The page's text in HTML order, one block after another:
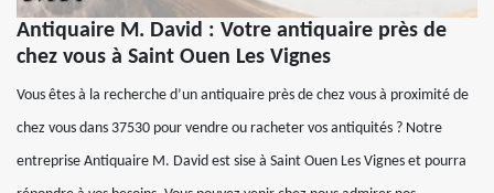
Antiquaire M. David : Votre antiquaire près de
chez vous à Saint Ouen Les Vignes
Vous êtes à la recherche d’un antiquaire près de chez vous à proximité de
chez vous dans 37530 pour vendre ou racheter vos antiquités ? Notre
entreprise Antiquaire M. David est sise à Saint Ouen Les Vignes et pourra